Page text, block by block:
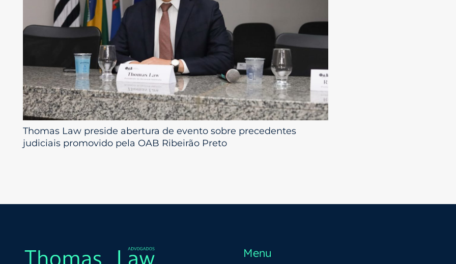
Thomas Law preside abertura de evento sobre precedentes
judiciais promovido pela OAB Ribeirão Preto
Menu